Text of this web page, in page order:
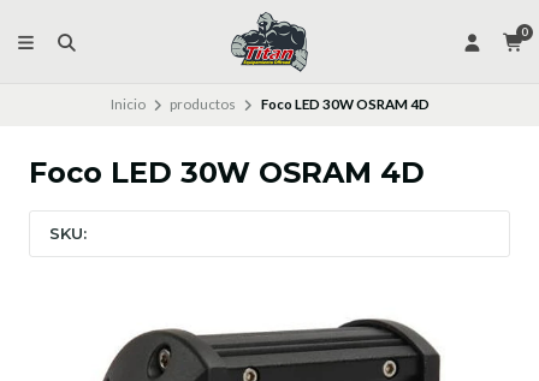
0
Inicio productos Foco LED 30W OSRAM 4D
Foco LED 30W OSRAM 4D
SKU: